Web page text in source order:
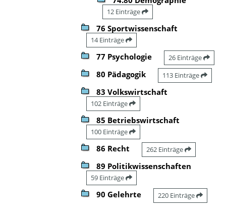
12 Einträge
76 Sportwissenschaft
14 Einträge
77 Psychologie 26 Einträge
80 Pädagogik 113 Einträge
83 Volkswirtschaft
102 Einträge
85 Betriebswirtschaft
100 Einträge
86 Recht 262 Einträge
89 Politikwissenschaften
59 Einträge
90 Gelehrte 220 Einträge